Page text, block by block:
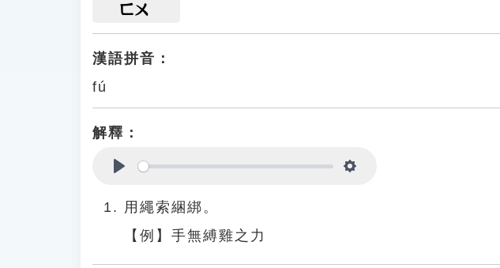
ㄈㄨ
漢語拼音：
fú
解釋：
用繩索綑綁。
【例】手無縛雞之力